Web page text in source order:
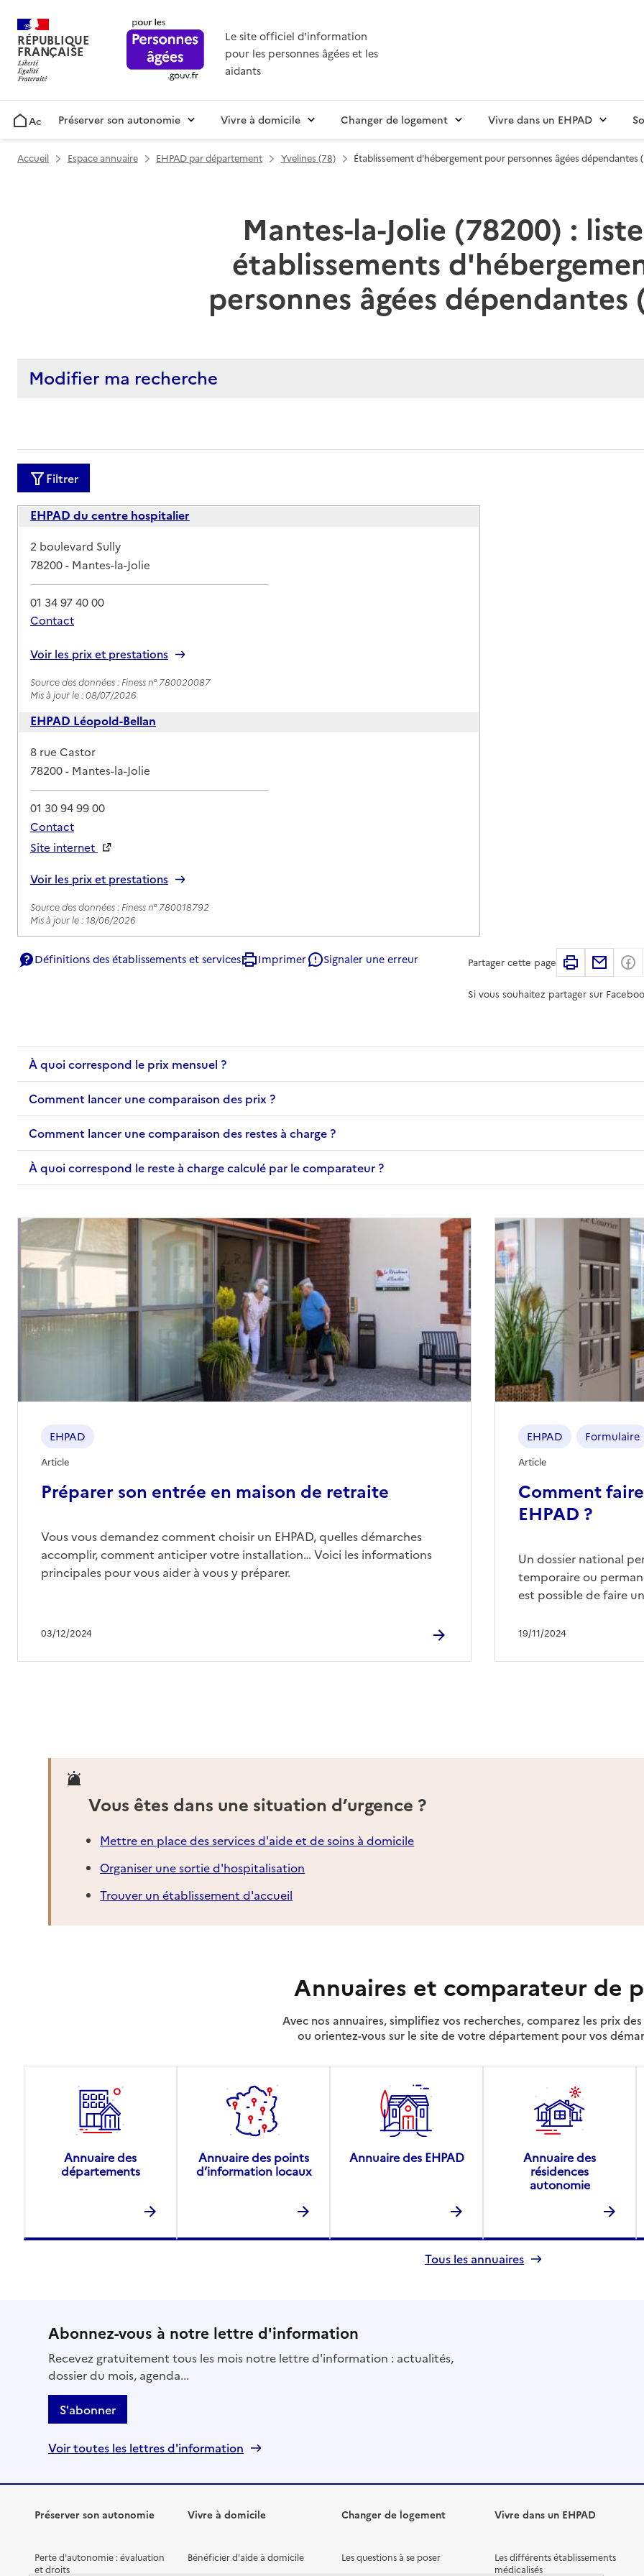
RÉPUBLIQUE
FRANÇAISE
Le site officiel d'information
pour les personnes âgées et les
aidants
AccueilPréserver son autonomie Vivre à domicile Changer de logement Vivre dans un EHPAD
Accueil Espace annuaire EHPAD par département Yvelines (78) Établissement d'hébergement pour personnes âgées dépendantes
Mantes-la-Jolie (78200) :
établissements
personnes âgées dépendantes
Modifier ma recherche
Filtrer
EHPAD du centre hospitalier
Adresse
2 boulevard Sully
78200- Mantes-la-Jolie
01 34 97 40 00
Contact
Voir les prix et prestations
Source des données : Finess n° 780020087
Mis à jour le : 08/07/2026
EHPAD Léopold-Bellan
Adresse
8 rue Castor
78200- Mantes-la-Jolie
01 30 94 99 00
Contact
Site internet
Voir les prix et prestations
Source des données : Finess n° 780018792
Mis à jour le : 18/06/2026
Définitions des établissements et services Imprimer Signaler une erreur Partager cette page Imprimer
Si vous souhaitez partager sur
À quoi correspond le prix mensuel ?
Comment lancer une comparaison des prix ?
Comment lancer une comparaison des restes à charge ?
À quoi correspond le reste à charge calculé par le comparateur ?
Préparer son entrée en maison de retraite
03/12/2024
EHPAD
Article
Vous vous demandez comment choisir un EHPAD, quelles démarches
accomplir, comment anticiper votre installation… Voici les informations
principales pour vous aider à vous y préparer.
Comment
EHPAD ?
19/11/2024
EHPAD Formulaire
Article
Un dossier national
temporaire ou
est possible de faire
Vous êtes dans une situation d’urgence ?
Mettre en place des services d'aide et de soins à domicile
Organiser une sortie d'hospitalisation
Trouver un établissement d'accueil
Annuaires et comparateur de
Avec nos annuaires, simplifiez vos recherches, comparez les prix des
ou orientez-vous sur le site de votre département pour vos
Annuaire des
départements
Annuaire des points
d’information locaux
Annuaire des EHPAD
Annuaire des
résidences
autonomie
Tous les annuaires
Abonnez-vous à notre lettre d'information
Recevez gratuitement tous les mois notre lettre d'information : actualités,
dossier du mois, agenda...
S'abonner
Voir toutes les lettres d'information
Préserver son autonomie
Perte d'autonomie : évaluation
et droits
Vivre à domicile
Bénéficier d'aide à domicile
Changer de logement
Les questions à se poser
Vivre dans un EHPAD
Les différents établissements
médicalisés